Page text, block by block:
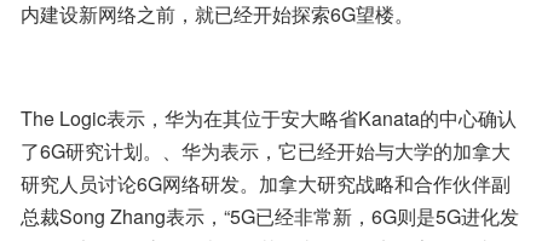
内建设新网络之前，就已经开始探索6G望楼。
The Logic表示，华为在其位于安大略省Kanata的中心确认
了6G研究计划。、华为表示，它已经开始与大学的加拿大
研究人员讨论6G网络研发。加拿大研究战略和合作伙伴副
总裁Song Zhang表示，“5G已经非常新，6G则是5G进化发